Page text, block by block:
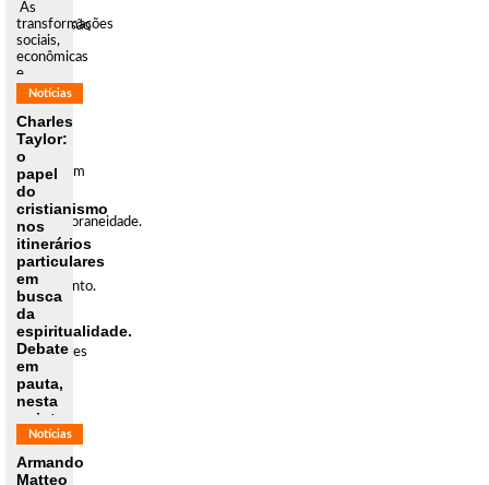
com
transmissão
ao
vivo,
debatem
nessa
quinta-
feira,
10-06,
questões
de
fundo
da
contemporaneidade.
Às 10
h [...]
As
transformações
sociais,
econômicas
e
culturais
desde
o
século
XIX
impuseram
grandes
desafios
grandes
tradições
de
pensamento.
O
advento
das
instituições
[...]
Notícias
Charles
Taylor:
o
papel
do
cristianismo
nos
itinerários
particulares
em
busca
da
espiritualidade.
Debate
em
pauta,
nesta
quinta-
feira,
no
IHU
Notícias
Armando
Matteo